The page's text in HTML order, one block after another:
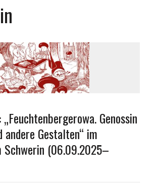
Genossin
andere Gestalten“ im
(06.09.2025–